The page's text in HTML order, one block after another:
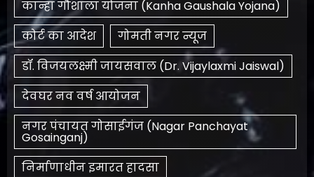
कान्हा गौशाला योजना (Kanha Gaushala Yojana)
कोर्ट का आदेश
गोमती नगर न्यूज
डॉ. विजयलक्ष्मी जायसवाल (Dr. Vijaylaxmi Jaiswal)
देवघर नव वर्ष आयोजन
नगर पंचायत गोसाईगंज (Nagar Panchayat
Gosainganj)
निर्माणाधीन इमारत हादसा